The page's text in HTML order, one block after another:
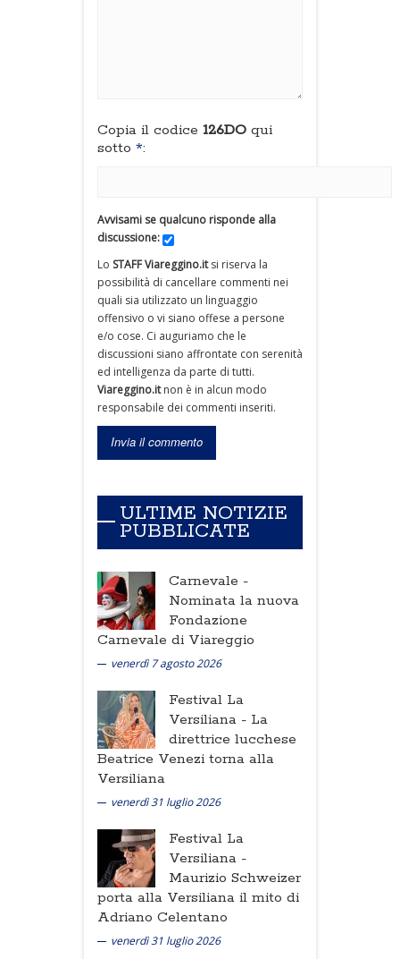
Copia il codice 126DO qui
sotto *:
Avvisami se qualcuno risponde alla
discussione:
Lo STAFF Viareggino.itsi riserva la
possibilità di cancellare commenti nei
quali sia utilizzato un linguaggio
offensivo o vi siano offese a persone
e/o cose. Ci auguriamo che le
discussioni siano affrontate con serenità
ed intelligenza da parte di tutti.
Viareggino.itnon è in alcun modo
responsabile dei commenti inseriti.
ULTIME NOTIZIE
PUBBLICATE
Carnevale -
Nominata la nuova
Fondazione
Carnevale di Viareggio
venerdì 7 agosto 2026
Festival La
Versiliana - La
direttrice lucchese
Beatrice Venezi torna alla
Versiliana
venerdì 31 luglio 2026
Festival La
Versiliana -
Maurizio Schweizer
porta alla Versiliana il mito di
Adriano Celentano
venerdì 31 luglio 2026